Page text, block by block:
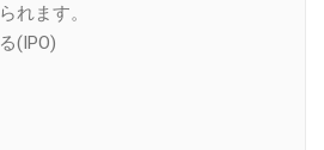
れます。
(IPO)